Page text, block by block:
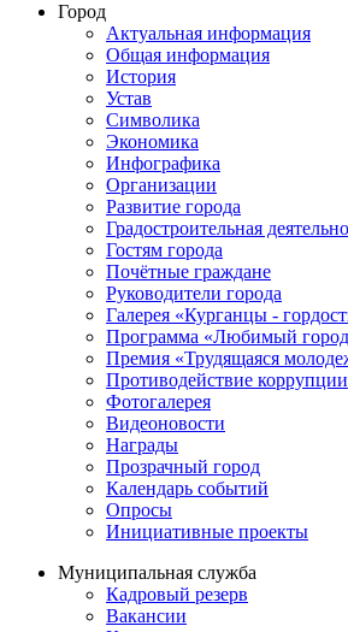
Город
Актуальная информация
Общая информация
История
Устав
Символика
Экономика
Инфографика
Организации
Развитие города
Градостроительная
Гостям города
Почётные граждане
Руководители города
Галерея «Курганцы -
Программа «Любимый
Премия «Трудящаяся
Противодействие коррупции
Фотогалерея
Видеоновости
Награды
Прозрачный город
Календарь событий
Опросы
Инициативные проекты
Муниципальная служба
Кадровый резерв
Вакансии